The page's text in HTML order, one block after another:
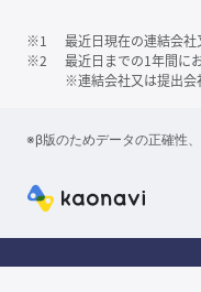
※1
最近日現在の連結会
※2
最近日までの1年間に
※連結会社又は提出会
※β版のためデータの正確性